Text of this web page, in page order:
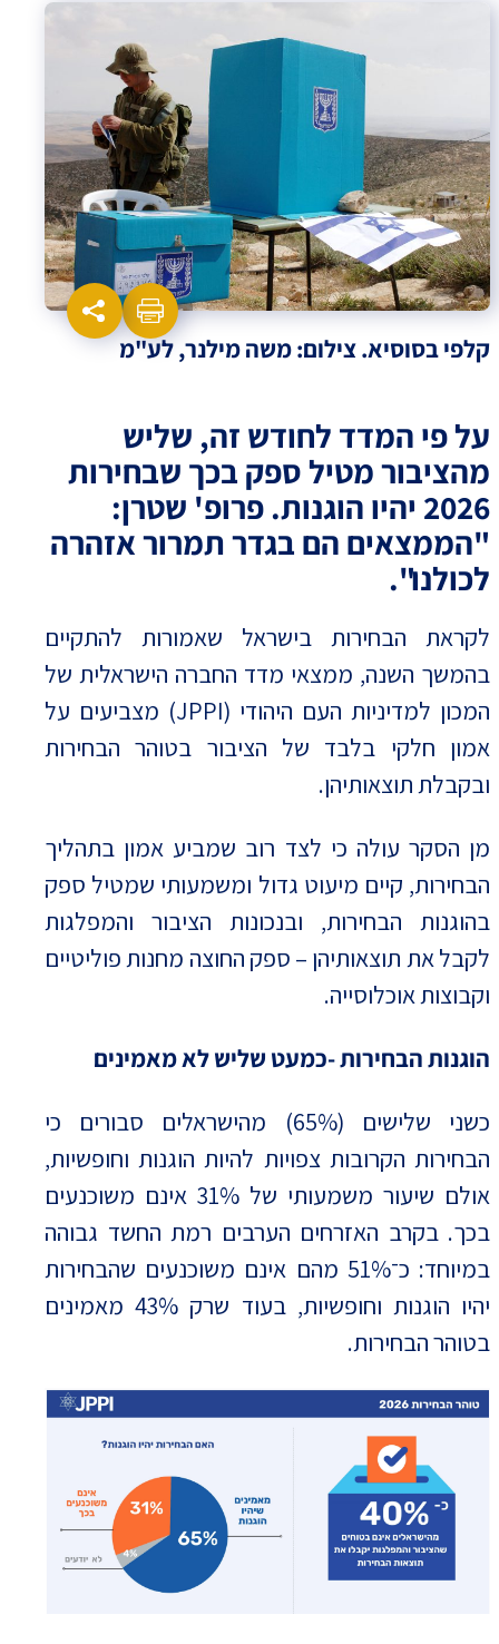
קלפי בסוסיא. צילום: משה מילנר, לע"מ
על פי המדד לחודש זה, שליש
מהציבור מטיל ספק בכך שבחירות
2026 יהיו הוגנות. פרופ' שטרן:
"הממצאים הם בגדר תמרור אזהרה
לכולנו".
לקראת הבחירות בישראל שאמורות להתקיים
בהמשך השנה, ממצאי מדד החברה הישראלית של
המכון למדיניות העם היהודי (JPPI) מצביעים על
אמון חלקי בלבד של הציבור בטוהר הבחירות
ובקבלת תוצאותיהן.
מן הסקר עולה כי לצד רוב שמביע אמון בתהליך
הבחירות, קיים מיעוט גדול ומשמעותי שמטיל ספק
בהוגנות הבחירות, ובנכונות הציבור והמפלגות
לקבל את תוצאותיהן – ספק החוצה מחנות פוליטיים
וקבוצות אוכלוסייה.
הוגנות הבחירות -כמעט שליש לא מאמינים
כשני שלישים (65%) מהישראלים סבורים כי
הבחירות הקרובות צפויות להיות הוגנות וחופשיות,
אולם שיעור משמעותי של 31% אינם משוכנעים
בכך. בקרב האזרחים הערבים רמת החשד גבוהה
במיוחד: כ־51% מהם אינם משוכנעים שהבחירות
יהיו הוגנות וחופשיות, בעוד שרק 43% מאמינים
בטוהר הבחירות.